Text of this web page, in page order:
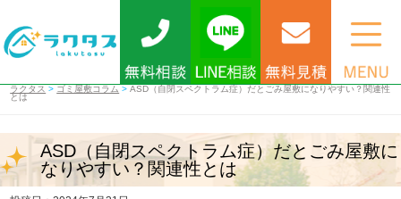
ラクタス > ゴミ屋敷コラム >ASD（自閉スペクトラム症）だとごみ屋敷になりやすい？関連性
とは
ASD（自閉スペクトラム症）だとごみ屋敷に
なりやすい？関連性とは